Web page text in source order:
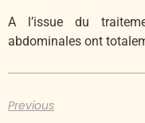
A l’issue du
abdominales ont
Previous